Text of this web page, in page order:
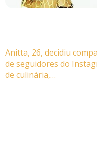
Anitta, 26, decidiu
de seguidores do
de culinária,…